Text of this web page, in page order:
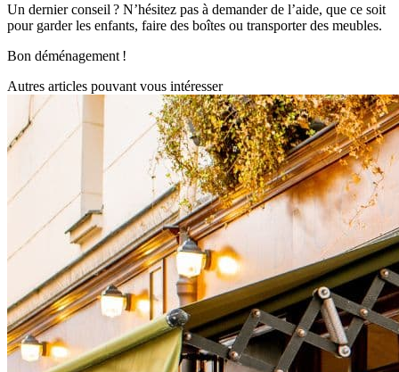
Un dernier conseil ? N’hésitez pas à demander de l’aide, que ce soit
pour garder les enfants, faire des boîtes ou transporter des meubles.
Bon déménagement !
Autres articles pouvant vous intéresser